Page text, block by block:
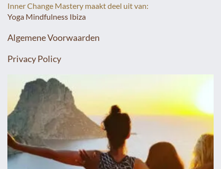
Inner Change Mastery maakt deel uit van:
Yoga Mindfulness Ibiza
Algemene Voorwaarden
Privacy Policy